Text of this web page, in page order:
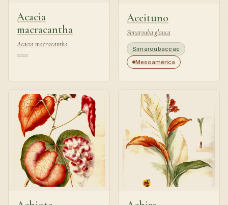
Acacia
macracantha
Acacia macracantha
Aceituno
Simarouba glauca
Simaroubaceae
Mesoamérica